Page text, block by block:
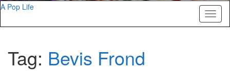
A Pop Life
Tag: Bevis Frond